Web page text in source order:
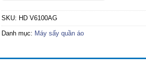
6,790,000₫.là:
SKU: HD V6100AG
Danh mục: Máy sấy quần áo